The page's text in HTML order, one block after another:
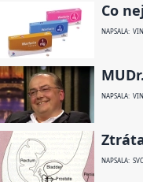
Co
NAPSALA:
NAPSALA:
NAPSALA: